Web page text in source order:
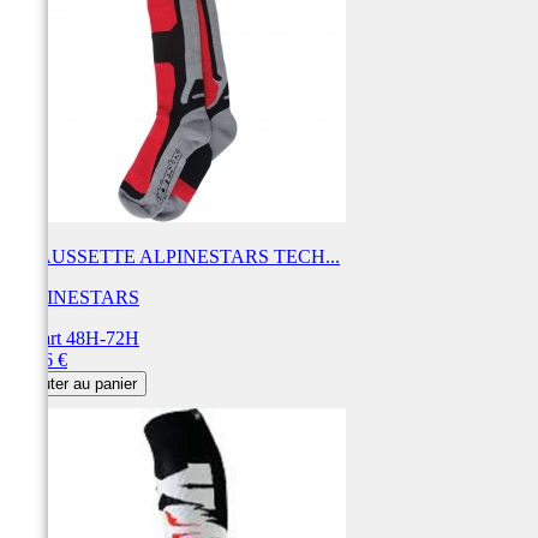
CHAUSSETTE ALPINESTARS TECH...
ALPINESTARS
Départ 48H-72H
19,96 €
Ajouter au panier